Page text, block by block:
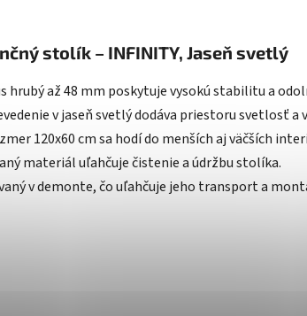
stolík – INFINITY, Jaseň svetlý
hrubý až 48 mm poskytuje vysokú stabilitu a
v jaseň svetlý dodáva priestoru svetlosť a
120x60 cm sa hodí do menších aj väčších
materiál uľahčuje čistenie a údržbu stolíka.
v demonte, čo uľahčuje jeho transport a